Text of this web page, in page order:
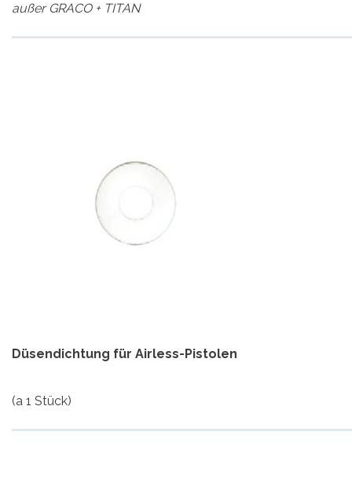
außer GRACO + TITAN
Düsendichtung für Airless-Pistolen
(a 1 Stück)